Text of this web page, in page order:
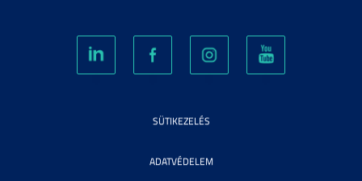
SÜTIKEZELÉS
ADATVÉDELEM